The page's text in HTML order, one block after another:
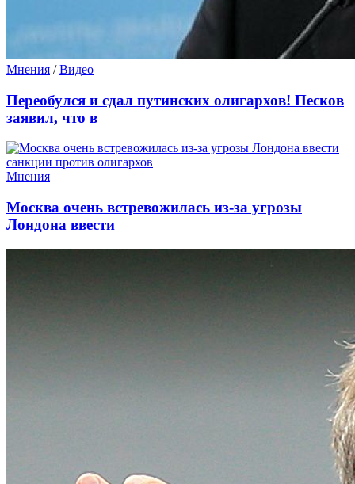
Мнения /Видео
Переобулся и сдал путинских олигархов! Песков
заявил, что в
Мнения
Москва очень встревожилась из-за угрозы
Лондона ввести